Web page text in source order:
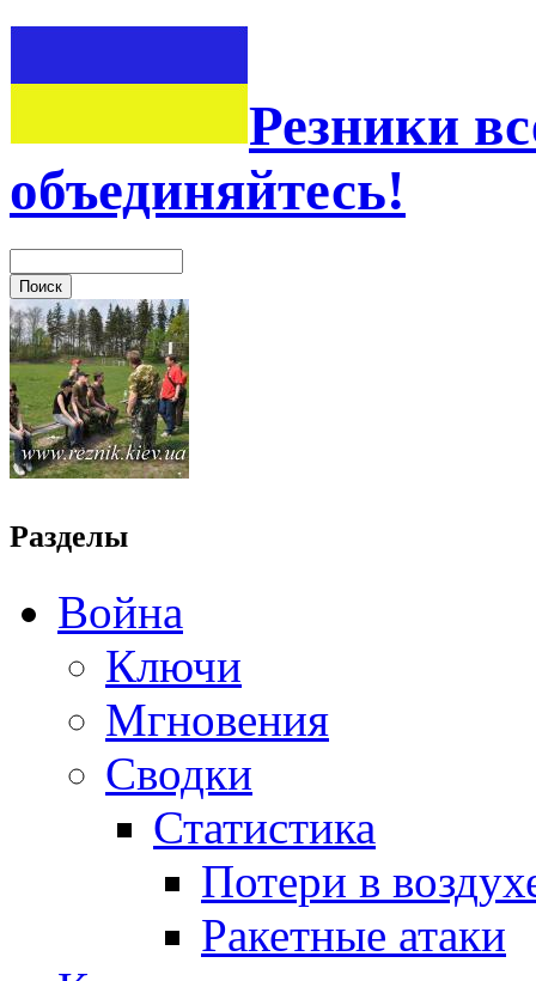
Резники
объединяйтесь!
Разделы
Война
Ключи
Мгновения
Сводки
Статистика
Потери в
Ракетные атаки